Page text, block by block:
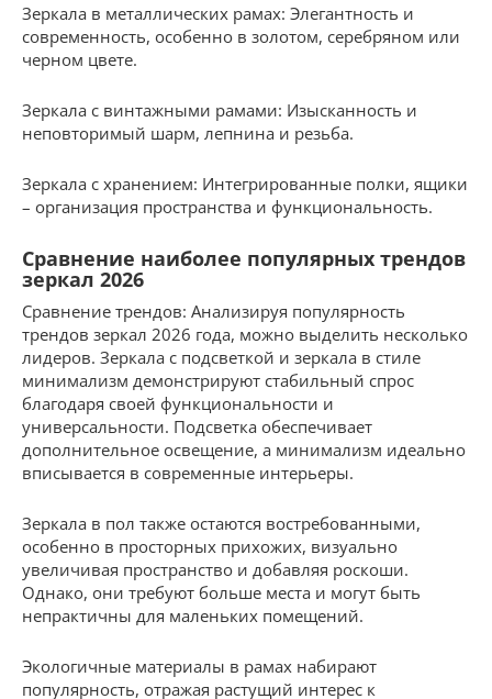
Зеркала в металлических рамах: Элегантность и
современность, особенно в золотом, серебряном или
черном цвете.
Зеркала с винтажными рамами: Изысканность и
неповторимый шарм, лепнина и резьба.
Зеркала с хранением: Интегрированные полки, ящики
– организация пространства и функциональность.
Сравнение наиболее популярных трендов
зеркал 2026
Сравнение трендов: Анализируя популярность
трендов зеркал 2026 года, можно выделить несколько
лидеров. Зеркала с подсветкой и зеркала в стиле
минимализм демонстрируют стабильный спрос
благодаря своей функциональности и
универсальности. Подсветка обеспечивает
дополнительное освещение, а минимализм идеально
вписывается в современные интерьеры.
Зеркала в пол также остаются востребованными,
особенно в просторных прихожих, визуально
увеличивая пространство и добавляя роскоши.
Однако, они требуют больше места и могут быть
непрактичны для маленьких помещений.
Экологичные материалы в рамах набирают
популярность, отражая растущий интерес к